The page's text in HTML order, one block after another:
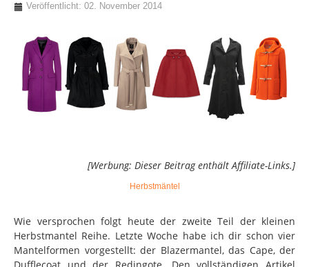
Veröffentlicht: 02. November 2014
[Werbung: Dieser Beitrag enthält Affiliate-Links.]
Herbstmäntel
Wie versprochen folgt heute der zweite Teil der kleinen
Herbstmantel Reihe. Letzte Woche habe ich dir schon vier
Mantelformen vorgestellt: der Blazermantel, das Cape, der